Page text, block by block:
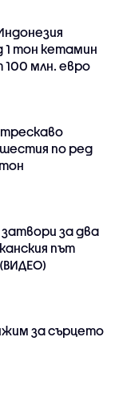
1 тон кетамин
млн. евро
по ред
за два
път
за сърцето